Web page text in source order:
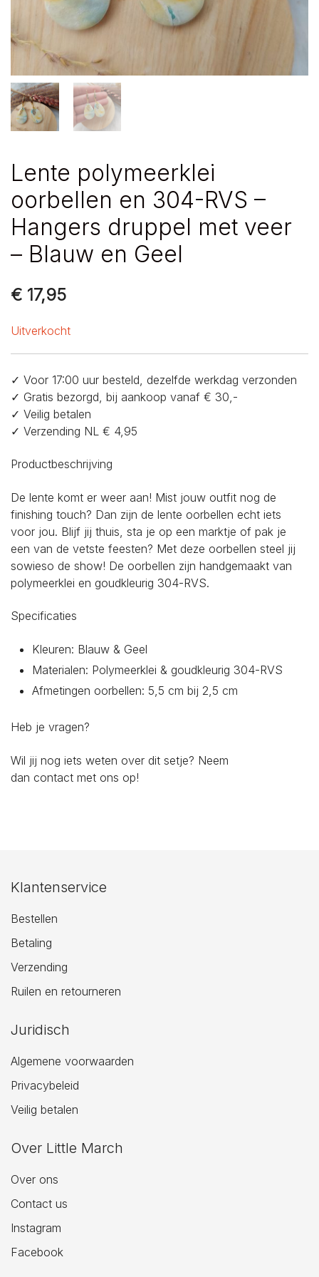
Lente polymeerklei
oorbellen en 304-RVS –
Hangers druppel met veer
– Blauw en Geel
€ 17,95
Uitverkocht
✓ Voor 17:00 uur besteld, dezelfde werkdag verzonden
✓ Gratis bezorgd, bij aankoop vanaf € 30,-
✓ Veilig betalen
✓ Verzending NL € 4,95
Productbeschrijving
De lente komt er weer aan! Mist jouw outfit nog de
finishing touch? Dan zijn de lente oorbellen echt iets
voor jou. Blijf jij thuis, sta je op een marktje of pak je
een van de vetste feesten? Met deze oorbellen steel jij
sowieso de show! De oorbellen zijn handgemaakt van
polymeerklei en goudkleurig 304-RVS.
Specificaties
Kleuren: Blauw & Geel
Materialen: Polymeerklei & goudkleurig 304-RVS
Afmetingen oorbellen: 5,5 cm bij 2,5 cm
Heb je vragen?
Wil jij nog iets weten over dit setje? Neem
dan contact met ons op!
Klantenservice
Bestellen
Betaling
Verzending
Ruilen en retourneren
Juridisch
Algemene voorwaarden
Privacybeleid
Veilig betalen
Over Little March
Over ons
Contact us
Instagram
Facebook